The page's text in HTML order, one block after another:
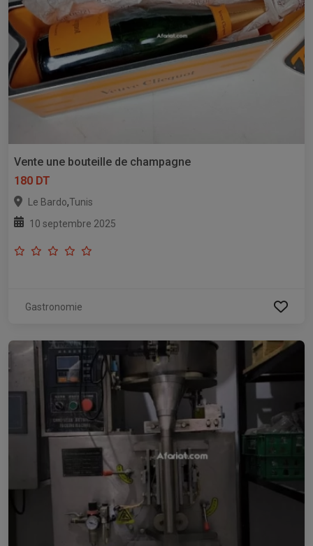
Vente une bouteille de champagne
180 DT
Le Bardo,Tunis
10 septembre 2025
Gastronomie